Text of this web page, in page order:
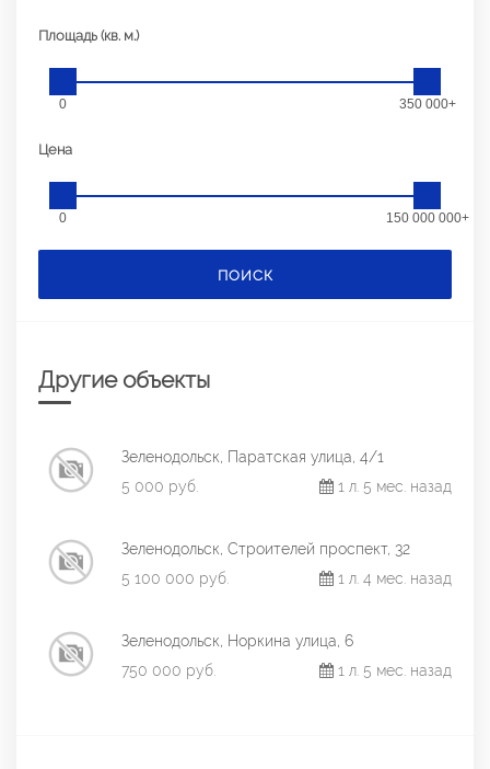
Площадь (кв. м.)
0 350 000+
Цена
0 150 000 000+
ПОИСК
Другие объекты
Зеленодольск, Паратская улица, 4/1
5 000 руб.
1 л. 5 мес. назад
Зеленодольск, Строителей проспект, 32
5 100 000 руб.
1 л. 4 мес. назад
Зеленодольск, Норкина улица, 6
750 000 руб.
1 л. 5 мес. назад